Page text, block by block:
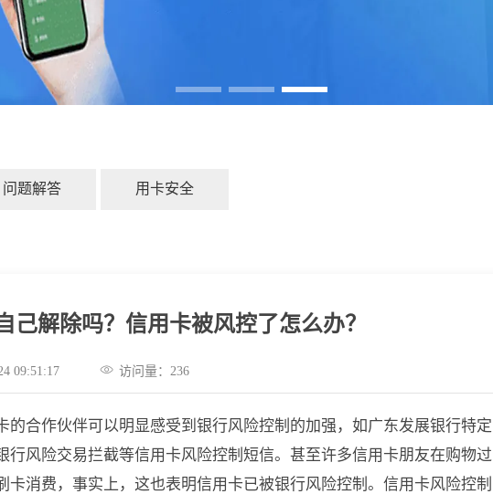
问题解答 用卡安全
己解除吗？信用卡被风控了怎么办？
24 09:51:17 访问量： 236
的合作伙伴可以明显感受到银行风险控制的加强，如广东发展银行特定
行风险交易拦截等信用卡风险控制短信。甚至许多信用卡朋友在购物过
消费，事实上，这也表明信用卡已被银行风险控制。信用卡风险控制